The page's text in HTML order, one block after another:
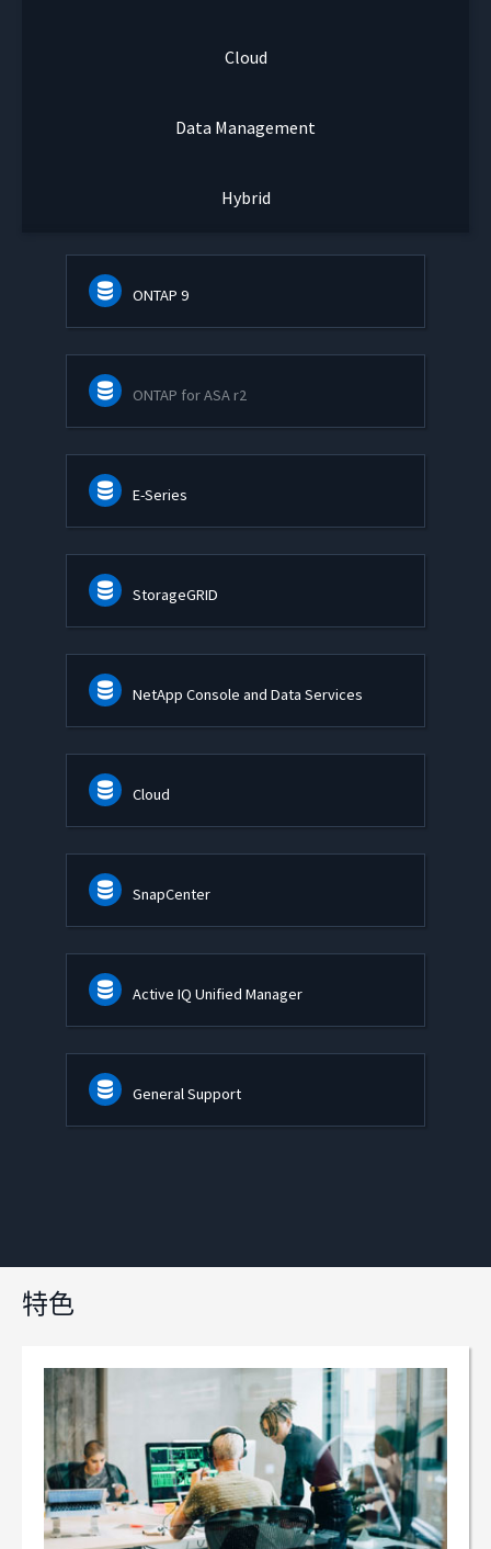
Cloud
Data Management
Hybrid
ONTAP 9
ONTAP for ASA r2
E-Series
StorageGRID
NetApp Console and Data Services
Cloud
SnapCenter
Active IQ Unified Manager
General Support
特色